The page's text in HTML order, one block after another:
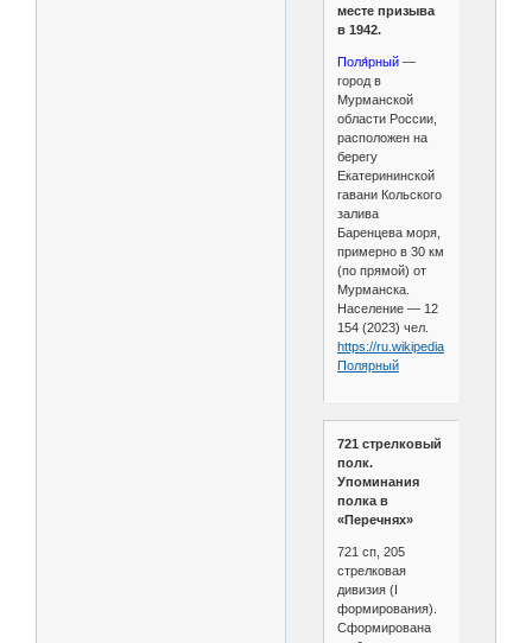
месте призыва
в 1942.
Поля́рный —
город в
Мурманской
области России,
расположен на
берегу
Екатерининской
гавани Кольского
залива
Баренцева моря,
примерно в 30 км
(по прямой) от
Мурманска.
Население — 12
154 (2023) чел.
https://ru.wikipedia.org/wiki/
Полярный
721 стрелковый
полк.
Упоминания
полка в
«Перечнях»
721 сп, 205
стрелковая
дивизия (I
формирования).
Сформирована